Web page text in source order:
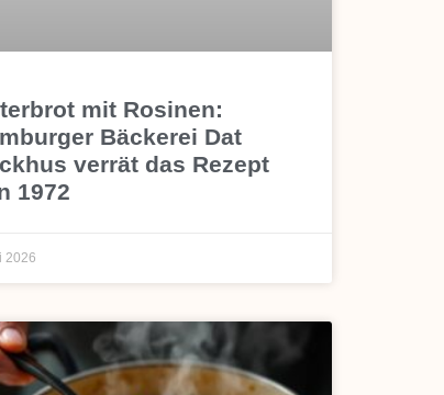
mit Rosinen:
Bäckerei Dat
verrät das Rezept
1972
2026